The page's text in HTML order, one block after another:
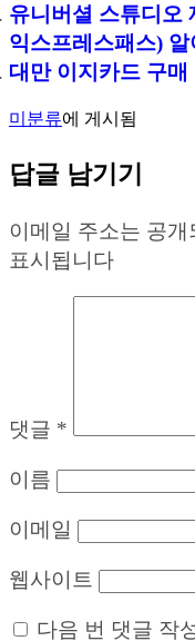
유니버셜 스튜디오
익스프레스패스) 알
대만 이지카드 구
미분류에 게시됨
답글 남기기
이메일 주소는 공
표시됩니다
댓글 *
이름
이메일
웹사이트
다음 번 댓글 작